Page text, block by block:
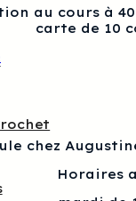
au cours à 40
carte de 10
chez
Horaires